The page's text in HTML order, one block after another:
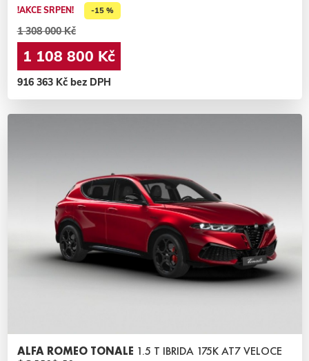
!AKCE SRPEN! -15 %
1 308 000 Kč
1 108 800 Kč
916 363 Kč bez DPH
ALFA ROMEO TONALE 1.5 T IBRIDA 175K AT7 VELOCE